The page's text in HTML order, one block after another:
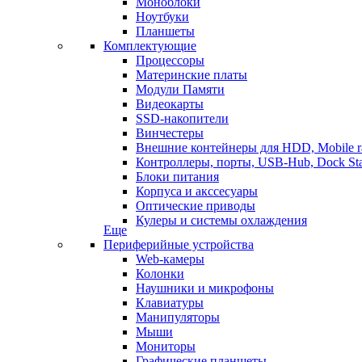
Ноутбуки
Планшеты
Комплектующие
Процессоры
Материнские платы
Модули Памяти
Видеокарты
SSD-накопители
Винчестеры
Внешние контейнеры для HDD, Mobile
Контроллеры, порты, USB-Hub, Dock
Блоки питания
Корпуса и акссесуары
Оптические приводы
Кулеры и системы охлаждения
Еще
Периферийные устройства
Web-камеры
Колонки
Наушники и микрофоны
Клавиатуры
Манипуляторы
Мыши
Мониторы